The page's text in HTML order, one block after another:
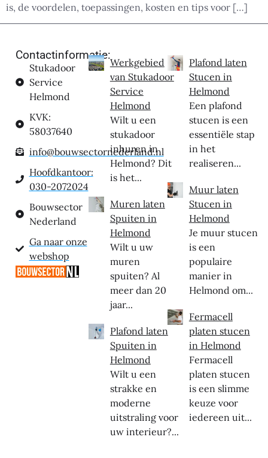
is, de voordelen, toepassingen, kosten en tips voor […]
Contactinformatie:
Stukadoor
Service
Helmond
KVK:
58037640
info@bouwsectornederland.nl
Hoofdkantoor:
030-2072024
Bouwsector
Nederland
Ga naar onze
webshop
Werkgebied
van Stukadoor
Service
Helmond
Wilt u een
stukadoor
inhuren in
Helmond? Dit
is het...
Muren laten
Spuiten in
Helmond
Wilt u uw
muren
spuiten? Al
meer dan 20
jaar...
Plafond laten
Spuiten in
Helmond
Wilt u een
strakke en
moderne
uitstraling voor
uw interieur?...
Plafond laten
Stucen in
Helmond
Een plafond
stucen is een
essentiële stap
in het
realiseren...
Muur laten
Stucen in
Helmond
Je muur stucen
is een
populaire
manier in
Helmond om...
Fermacell
platen stucen
in Helmond
Fermacell
platen stucen
is een slimme
keuze voor
iedereen uit...